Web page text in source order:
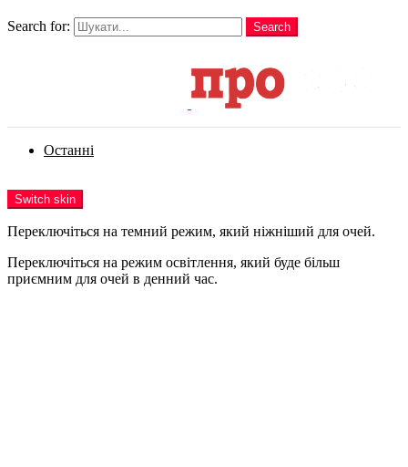
Search for:
Search
Останні
Switch skin
Переключіться на темний режим, який ніжніший для очей.
Переключіться на режим освітлення, який буде більш
приємним для очей в денний час.